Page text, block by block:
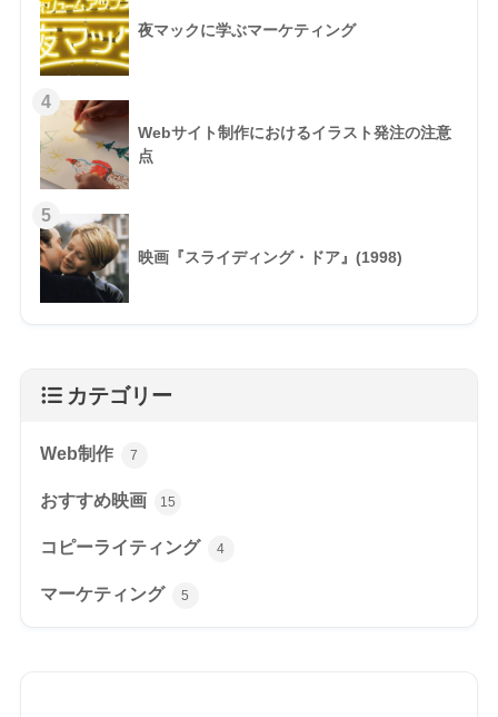
夜マックに学ぶマーケティング
4
Webサイト制作におけるイラスト発注の注意
点
5
映画『スライディング・ドア』(1998)
カテゴリー
Web制作 7
おすすめ映画 15
コピーライティング 4
マーケティング 5